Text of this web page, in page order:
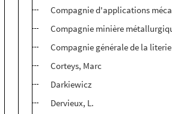
Compagnie d'applications
Compagnie minière
Compagnie générale de la literie
Corteys, Marc
Darkiewicz
Dervieux, L.